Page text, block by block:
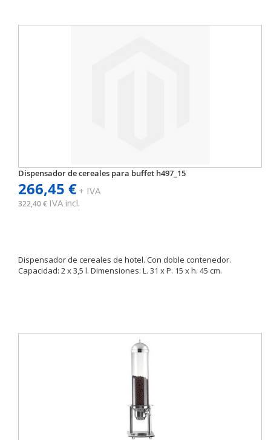
Dispensador de cereales para buffet h497_15
266,45 €+ IVA
322,40 € IVA incl.
Dispensador de cereales de hotel. Con doble contenedor.
Capacidad: 2 x 3,5 l. Dimensiones: L. 31 x P. 15 x h. 45 cm.